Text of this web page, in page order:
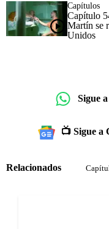
Capítulos
Capítulo
Martín se
Unidos
Sigue
📺 Sigue a
Relacionados